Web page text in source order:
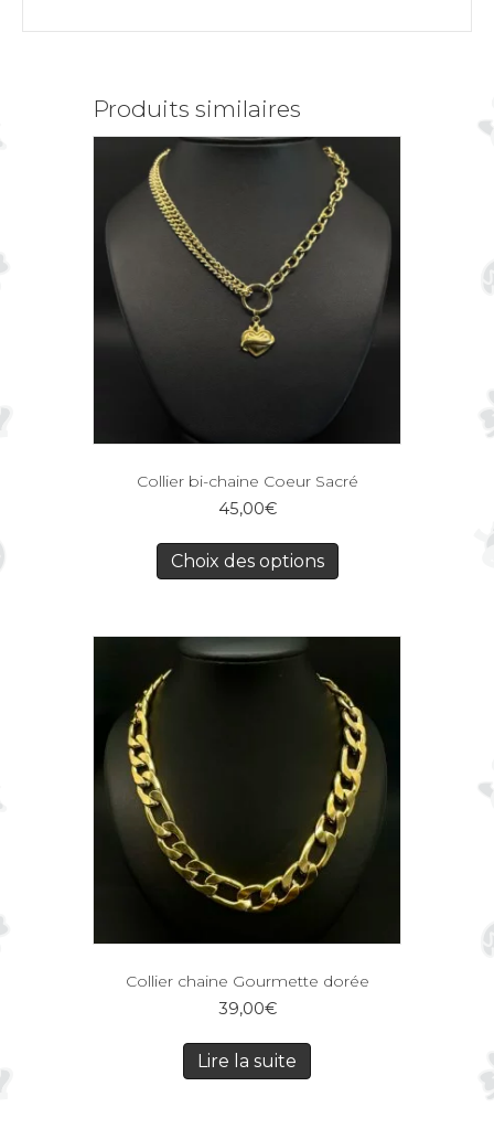
Produits similaires
Collier bi-chaine Coeur Sacré
45,00€
Choix des options
Collier chaine Gourmette dorée
39,00€
Lire la suite